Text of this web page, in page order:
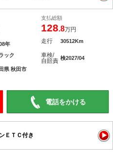
支払総額
128.8万円
年 走行 30512Km
ック
車検/
自賠責 検2027/04
県 秋田市
電話をかける
ＥＴＣ付き